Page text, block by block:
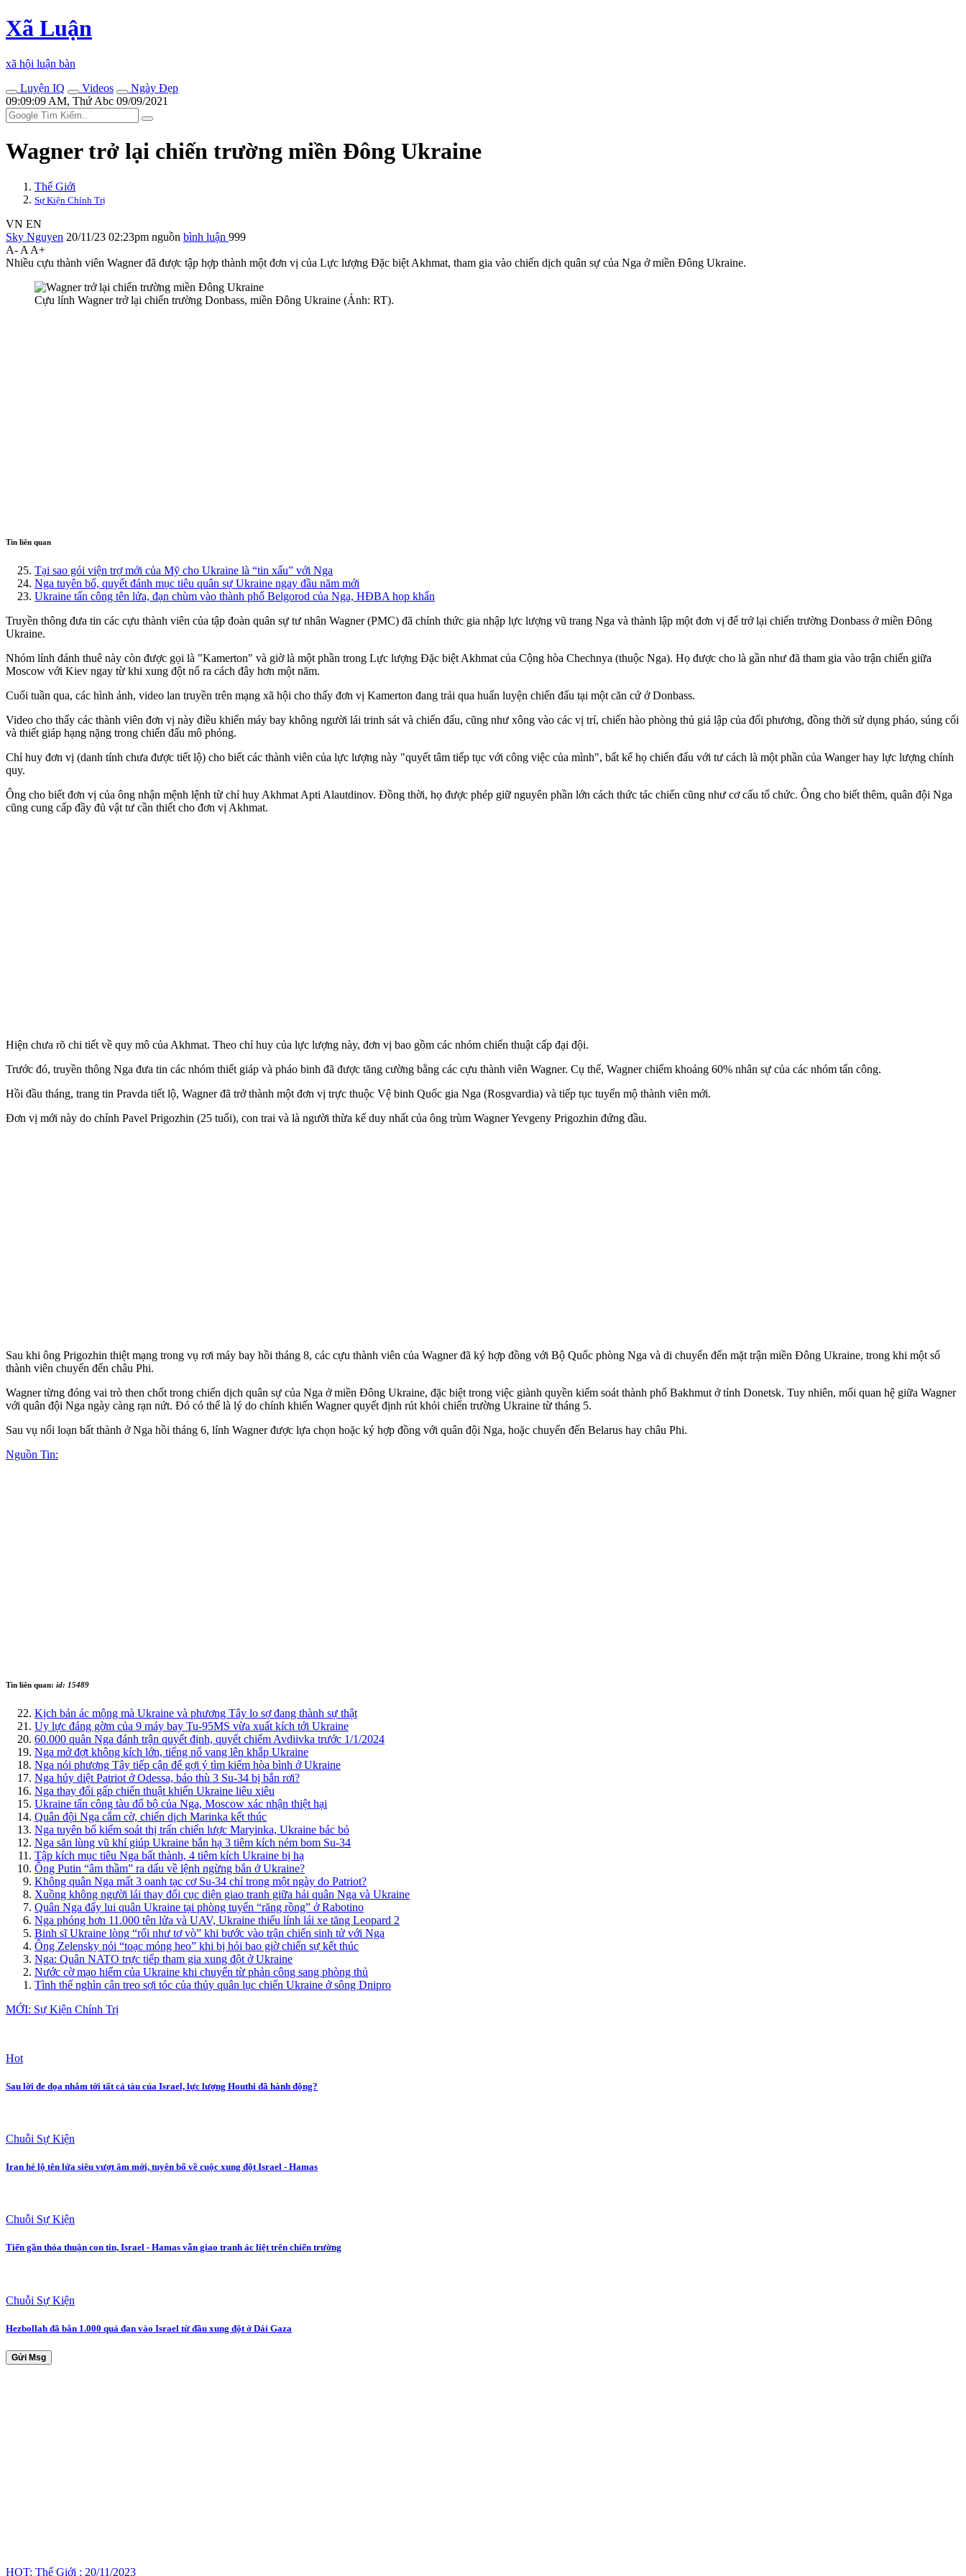
Xã Luận
xã hội luận bàn
Luyện IQ
Videos
Ngày Đẹp
09:09:09 AM, Thứ Abc 09/09/2021
Wagner trở lại chiến trường miền Đông Ukraine
Thế Giới
Sự Kiện Chính Trị
VN EN
Sky Nguyen 20/11/23 02:23pm nguồn bình luận 999
A- A A+
Nhiều cựu thành viên Wagner đã được tập hợp thành một đơn vị của Lực lượng Đặc biệt Akhmat, tham gia vào chiến dịch quân sự của Nga ở miền Đông Ukraine.
Cựu lính Wagner trở lại chiến trường Donbass, miền Đông Ukraine (Ảnh: RT).
Tin liên quan
Tại sao gói viện trợ mới của Mỹ cho Ukraine là “tin xấu” với Nga
Nga tuyên bố, quyết đánh mục tiêu quân sự Ukraine ngay đầu năm mới
Ukraine tấn công tên lửa, đạn chùm vào thành phố Belgorod của Nga, HĐBA họp khẩn
Truyền thông đưa tin các cựu thành viên của tập đoàn quân sự tư nhân Wagner (PMC) đã chính thức gia nhập lực lượng vũ trang Nga và thành lập một đơn vị để trở lại chiến trường Donbass ở miền Đông
Ukraine.
Nhóm lính đánh thuê này còn được gọi là "Kamerton" và giờ là một phần trong Lực lượng Đặc biệt Akhmat của Cộng hòa Chechnya (thuộc Nga). Họ được cho là gần như đã tham gia vào trận chiến giữa
Moscow với Kiev ngay từ khi xung đột nổ ra cách đây hơn một năm.
Cuối tuần qua, các hình ảnh, video lan truyền trên mạng xã hội cho thấy đơn vị Kamerton đang trải qua huấn luyện chiến đấu tại một căn cứ ở Donbass.
Video cho thấy các thành viên đơn vị này điều khiển máy bay không người lái trinh sát và chiến đấu, cũng như xông vào các vị trí, chiến hào phòng thủ giả lập của đối phương, đồng thời sử dụng pháo, súng cối
và thiết giáp hạng nặng trong chiến đấu mô phỏng.
Chỉ huy đơn vị (danh tính chưa được tiết lộ) cho biết các thành viên của lực lượng này "quyết tâm tiếp tục với công việc của mình", bất kể họ chiến đấu với tư cách là một phần của Wanger hay lực lượng chính
quy.
Ông cho biết đơn vị của ông nhận mệnh lệnh từ chỉ huy Akhmat Apti Alautdinov. Đồng thời, họ được phép giữ nguyên phần lớn cách thức tác chiến cũng như cơ cấu tổ chức. Ông cho biết thêm, quân đội Nga
cũng cung cấp đầy đủ vật tư cần thiết cho đơn vị Akhmat.
Hiện chưa rõ chi tiết về quy mô của Akhmat. Theo chỉ huy của lực lượng này, đơn vị bao gồm các nhóm chiến thuật cấp đại đội.
Trước đó, truyền thông Nga đưa tin các nhóm thiết giáp và pháo binh đã được tăng cường bằng các cựu thành viên Wagner. Cụ thể, Wagner chiếm khoảng 60% nhân sự của các nhóm tấn công.
Hồi đầu tháng, trang tin Pravda tiết lộ, Wagner đã trở thành một đơn vị trực thuộc Vệ binh Quốc gia Nga (Rosgvardia) và tiếp tục tuyển mộ thành viên mới.
Đơn vị mới này do chính Pavel Prigozhin (25 tuổi), con trai và là người thừa kế duy nhất của ông trùm Wagner Yevgeny Prigozhin đứng đầu.
Sau khi ông Prigozhin thiệt mạng trong vụ rơi máy bay hồi tháng 8, các cựu thành viên của Wagner đã ký hợp đồng với Bộ Quốc phòng Nga và di chuyển đến mặt trận miền Đông Ukraine, trong khi một số
thành viên chuyển đến châu Phi.
Wagner từng đóng vai trò then chốt trong chiến dịch quân sự của Nga ở miền Đông Ukraine, đặc biệt trong việc giành quyền kiểm soát thành phố Bakhmut ở tỉnh Donetsk. Tuy nhiên, mối quan hệ giữa Wagner
với quân đội Nga ngày càng rạn nứt. Đó có thể là lý do chính khiến Wagner quyết định rút khỏi chiến trường Ukraine từ tháng 5.
Sau vụ nổi loạn bất thành ở Nga hồi tháng 6, lính Wagner được lựa chọn hoặc ký hợp đồng với quân đội Nga, hoặc chuyển đến Belarus hay châu Phi.
Nguồn Tin:
Tin liên quan: id: 15489
Kịch bản ác mộng mà Ukraine và phương Tây lo sợ đang thành sự thật
Uy lực đáng gờm của 9 máy bay Tu-95MS vừa xuất kích tới Ukraine
60.000 quân Nga đánh trận quyết định, quyết chiếm Avdiivka trước 1/1/2024
Nga mở đợt không kích lớn, tiếng nổ vang lên khắp Ukraine
Nga nói phương Tây tiếp cận để gợi ý tìm kiếm hòa bình ở Ukraine
Nga hủy diệt Patriot ở Odessa, báo thù 3 Su-34 bị bắn rơi?
Nga thay đổi gấp chiến thuật khiến Ukraine liêu xiêu
Ukraine tấn công tàu đổ bộ của Nga, Moscow xác nhận thiệt hại
Quân đội Nga cắm cờ, chiến dịch Marinka kết thúc
Nga tuyên bố kiểm soát thị trấn chiến lược Maryinka, Ukraine bác bỏ
Nga săn lùng vũ khí giúp Ukraine bắn hạ 3 tiêm kích ném bom Su-34
Tập kích mục tiêu Nga bất thành, 4 tiêm kích Ukraine bị hạ
Ông Putin “âm thầm” ra dấu về lệnh ngừng bắn ở Ukraine?
Không quân Nga mất 3 oanh tạc cơ Su-34 chỉ trong một ngày do Patriot?
Xuồng không người lái thay đổi cục diện giao tranh giữa hải quân Nga và Ukraine
Quân Nga đẩy lui quân Ukraine tại phòng tuyến “răng rồng” ở Rabotino
Nga phóng hơn 11.000 tên lửa và UAV, Ukraine thiếu lính lái xe tăng Leopard 2
Binh sĩ Ukraine lòng “rối như tơ vò” khi bước vào trận chiến sinh tử với Nga
Ông Zelensky nói “toạc móng heo” khi bị hỏi bao giờ chiến sự kết thúc
Nga: Quân NATO trực tiếp tham gia xung đột ở Ukraine
Nước cờ mạo hiểm của Ukraine khi chuyển từ phản công sang phòng thủ
Tình thế nghìn cân treo sợi tóc của thủy quân lục chiến Ukraine ở sông Dnipro
MỚI: Sự Kiện Chính Trị
Hot
Sau lời đe dọa nhắm tới tất cả tàu của Israel, lực lượng Houthi đã hành động?
Chuỗi Sự Kiện
Iran hé lộ tên lửa siêu vượt âm mới, tuyên bố về cuộc xung đột Israel - Hamas
Chuỗi Sự Kiện
Tiến gần thỏa thuận con tin, Israel - Hamas vẫn giao tranh ác liệt trên chiến trường
Chuỗi Sự Kiện
Hezbollah đã bắn 1.000 quả đạn vào Israel từ đầu xung đột ở Dải Gaza
Gửi Msg
HOT: Thế Giới : 20/11/2023